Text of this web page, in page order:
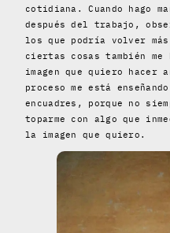
cotidiana. Cuando hago
después del trabajo,
los que podría volver
ciertas cosas también
imagen que quiero hacer
proceso me está
encuadres, porque no
toparme con algo que
la imagen que quiero.